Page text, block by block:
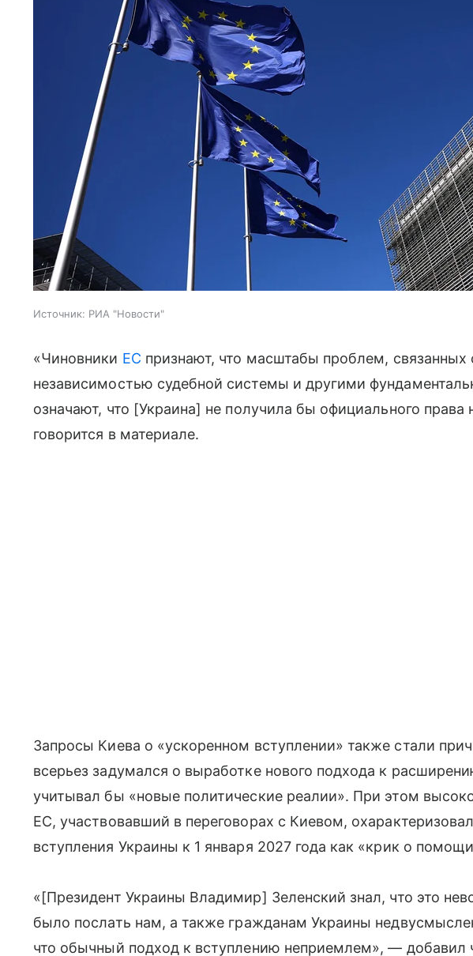
Источник: РИА "Новости"
«Чиновники ЕС признают, что масштабы проблем, связанных
независимостью судебной системы и другими
означают, что [Украина] не получила бы официального права
говорится в материале.
Запросы Киева о «ускоренном вступлении» также стали
всерьез задумался о выработке нового подхода к
учитывал бы «новые политические реалии». При этом
ЕС, участвовавший в переговорах с Киевом,
вступления Украины к 1 января 2027 года как «крик о
«[Президент Украины Владимир] Зеленский знал, что это
было послать нам, а также гражданам Украины
что обычный подход к вступлению неприемлем», — добавил